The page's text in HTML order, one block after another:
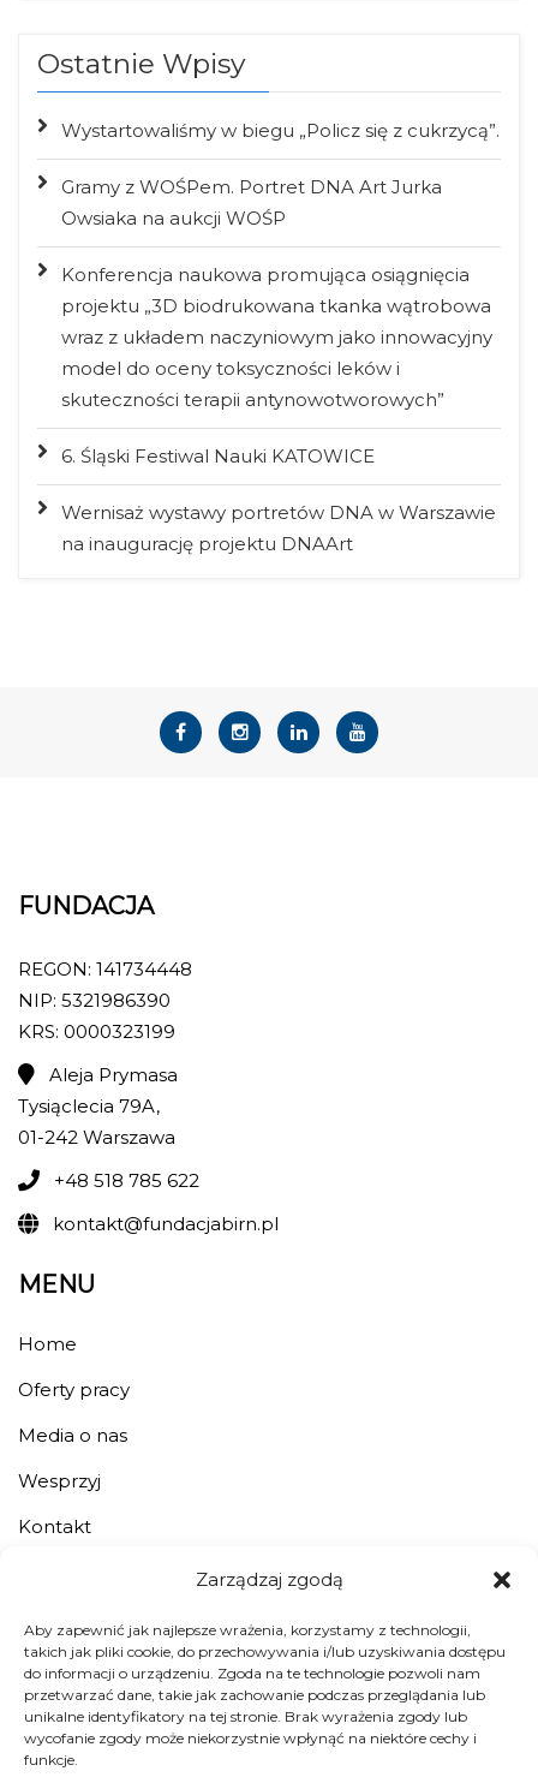
Zarządzaj zgodą
Aby zapewnić jak najlepsze wrażenia, korzystamy z technologii,
takich jak pliki cookie, do przechowywania i/lub uzyskiwania dostępu
do informacji o urządzeniu. Zgoda na te technologie pozwoli nam
przetwarzać dane, takie jak zachowanie podczas przeglądania lub
unikalne identyfikatory na tej stronie. Brak wyrażenia zgody lub
wycofanie zgody może niekorzystnie wpłynąć na niektóre cechy i
funkcje.
Ostatnie Wpisy
Wystartowaliśmy w biegu „Policz się z cukrzycą”.
Gramy z WOŚPem. Portret DNA Art Jurka
Owsiaka na aukcji WOŚP
Konferencja naukowa promująca osiągnięcia
projektu „3D biodrukowana tkanka wątrobowa
wraz z układem naczyniowym jako innowacyjny
model do oceny toksyczności leków i
skuteczności terapii antynowotworowych”
6. Śląski Festiwal Nauki KATOWICE
Wernisaż wystawy portretów DNA w Warszawie
na inaugurację projektu DNAArt
FUNDACJA
REGON: 141734448
NIP: 5321986390
KRS: 0000323199
Aleja Prymasa
Tysiąclecia 79A,
01-242 Warszawa
+48 518 785 622
kontakt@fundacjabirn.pl
MENU
Home
Oferty pracy
Media o nas
Wesprzyj
Kontakt
JESTEŚMY ORGANIZACJĄ POŻYTKU